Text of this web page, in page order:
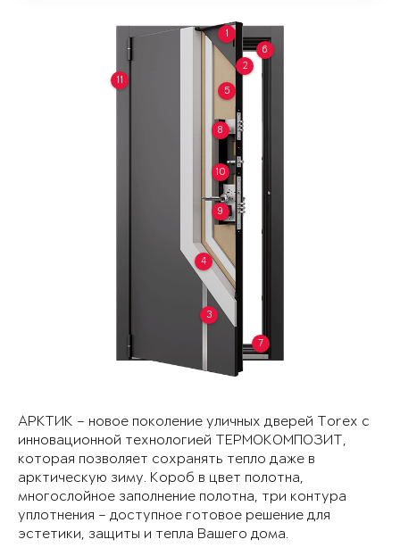
1
2
3
4
5
6
7
8
9
10
11
АРКТИК – новое поколение уличных дверей Torex с
инновационной технологией ТЕРМОКОМПОЗИТ,
которая позволяет сохранять тепло даже в
арктическую зиму. Короб в цвет полотна,
многослойное заполнение полотна, три контура
уплотнения – доступное готовое решение для
эстетики, защиты и тепла Вашего дома.